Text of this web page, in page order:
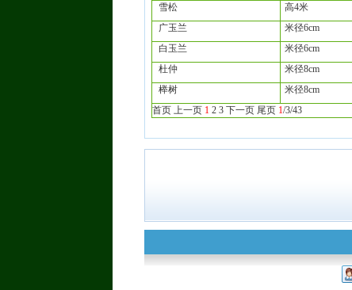
雪松 高4米
广玉兰
米径6cm
白玉兰
米径6cm
杜仲
米径8cm
榉树
米径8cm
首页 上一页 1 2 3 下一页 尾页 1/3/43